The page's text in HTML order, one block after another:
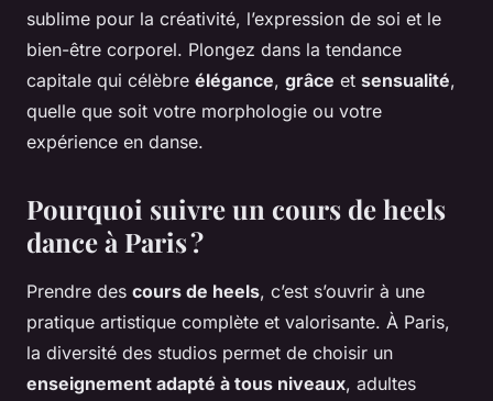
sublime pour la créativité, l’expression de soi et le
bien-être corporel. Plongez dans la tendance
capitale qui célèbre élégance, grâce et sensualité,
quelle que soit votre morphologie ou votre
expérience en danse.
Pourquoi suivre un cours de heels
dance à Paris ?
Prendre des cours de heels, c’est s’ouvrir à une
pratique artistique complète et valorisante. À Paris,
la diversité des studios permet de choisir un
enseignement adapté à tous niveaux, adultes